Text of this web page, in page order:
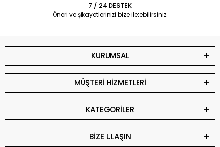
7 / 24 DESTEK
Öneri ve şikayetlerinizi bize iletebilirsiniz.
KURUMSAL
MÜŞTERİ HİZMETLERİ
KATEGORİLER
BİZE ULAŞIN